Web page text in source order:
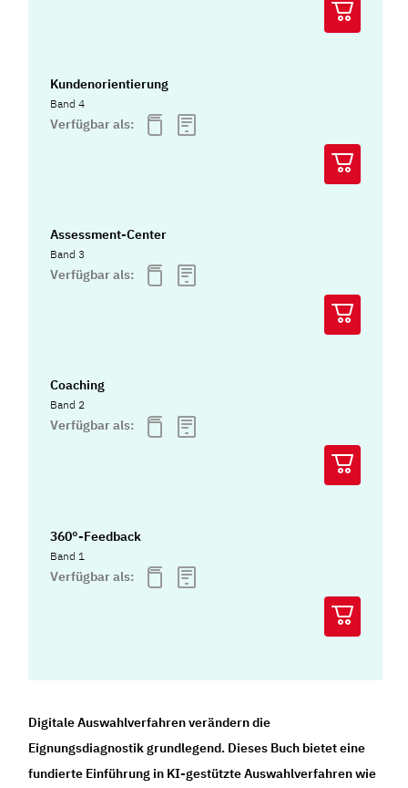
Kundenorientierung
Band 4
Verfügbar als:
Assessment-Center
Band 3
Verfügbar als:
Coaching
Band 2
Verfügbar als:
360°-Feedback
Band 1
Verfügbar als:
Digitale Auswahlverfahren verändern die
Eignungsdiagnostik grundlegend. Dieses Buch bietet eine
fundierte Einführung in KI-gestützte Auswahlverfahren wie